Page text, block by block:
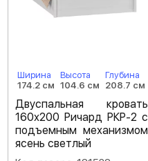
Ширина
174.2 см
Высота
104.6 см
Глубина
208.7 см
Двуспальная кровать
160х200 Ричард РКР-2 с
подъемным механизмом
ясень светлый